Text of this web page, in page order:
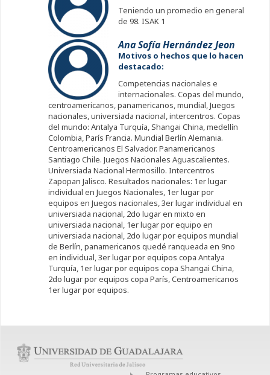
Teniendo un promedio en general
de 98. ISAK 1
Ana Sofía Hernández Jeon
Motivos o hechos que lo hacen
destacado:
Competencias nacionales e
internacionales. Copas del mundo,
centroamericanos, panamericanos, mundial, Juegos
nacionales, universiada nacional, intercentros. Copas
del mundo: Antalya Turquía, Shangai China, medellín
Colombia, París Francia. Mundial Berlín Alemania.
Centroamericanos El Salvador. Panamericanos
Santiago Chile. Juegos Nacionales Aguascalientes.
Universiada Nacional Hermosillo. Intercentros
Zapopan Jalisco. Resultados nacionales: 1er lugar
individual en Juegos Nacionales, 1er lugar por
equipos en Juegos nacionales, 3er lugar individual en
universiada nacional, 2do lugar en mixto en
universiada nacional, 1er lugar por equipo en
universiada nacional, 2do lugar por equipos mundial
de Berlín, panamericanos quedé ranqueada en 9no
en individual, 3er lugar por equipos copa Antalya
Turquía, 1er lugar por equipos copa Shangai China,
2do lugar por equipos copa París, Centroamericanos
1er lugar por equipos.